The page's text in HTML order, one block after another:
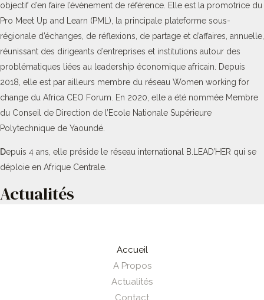
objectif d’en faire l’évènement de référence. Elle est la promotrice du
Pro Meet Up and Learn (PML), la principale plateforme sous-
régionale d’échanges, de réflexions, de partage et d’affaires, annuelle,
réunissant des dirigeants d’entreprises et institutions autour des
problématiques liées au leadership économique africain. Depuis
2018, elle est par ailleurs membre du réseau Women working for
change du Africa CEO Forum. En 2020, elle a été nommée Membre
du Conseil de Direction de l’Ecole Nationale Supérieure
Polytechnique de Yaoundé.
Depuis 4 ans, elle préside le réseau international B.LEAD’HER qui se
déploie en Afrique Centrale.
Actualités
Accueil
A Propos
Actualités
Contact